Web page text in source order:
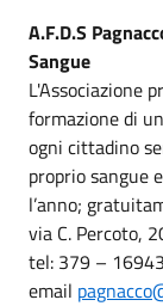
A.F.D.S
Sangue
L'Associazione
formazione di
ogni cittadino
proprio sangue
l’anno;
via C. Percoto,
tel: 379 –
email